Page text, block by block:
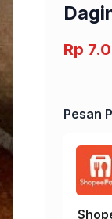
Rp
Pesan